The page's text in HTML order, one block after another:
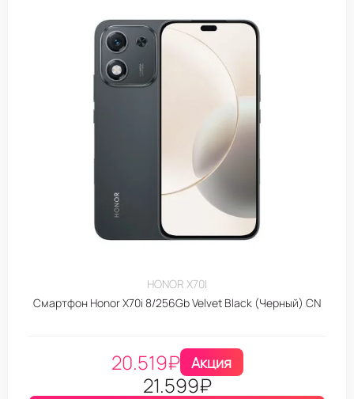
HONOR X70I
Смартфон Honor X70i 8/256Gb Velvet Black (Черный) CN
20.519₽ Акция
21.599₽